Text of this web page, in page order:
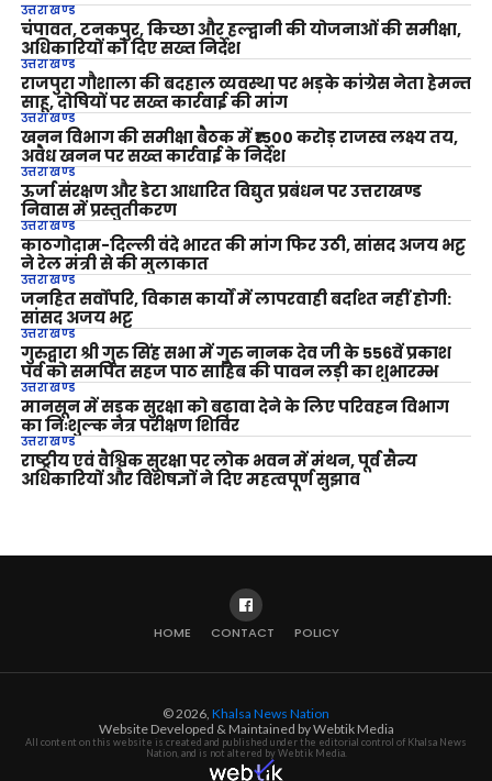
उत्तराखण्ड
चंपावत, टनकपुर, किच्छा और हल्द्वानी की योजनाओं की समीक्षा,
अधिकारियों को दिए सख्त निर्देश
उत्तराखण्ड
राजपुरा गौशाला की बदहाल व्यवस्था पर भड़के कांग्रेस नेता हेमन्त
साहू, दोषियों पर सख्त कार्रवाई की मांग
उत्तराखण्ड
खनन विभाग की समीक्षा बैठक में ₹1500 करोड़ राजस्व लक्ष्य तय,
अवैध खनन पर सख्त कार्रवाई के निर्देश
उत्तराखण्ड
ऊर्जा संरक्षण और डेटा आधारित विद्युत प्रबंधन पर उत्तराखण्ड
निवास में प्रस्तुतीकरण
उत्तराखण्ड
काठगोदाम-दिल्ली वंदे भारत की मांग फिर उठी, सांसद अजय भट्ट
ने रेल मंत्री से की मुलाकात
उत्तराखण्ड
जनहित सर्वोपरि, विकास कार्यों में लापरवाही बर्दाश्त नहीं होगी:
सांसद अजय भट्ट
उत्तराखण्ड
गुरुद्वारा श्री गुरु सिंह सभा में गुरु नानक देव जी के 556वें प्रकाश
पर्व को समर्पित सहज पाठ साहिब की पावन लड़ी का शुभारम्भ
उत्तराखण्ड
मानसून में सड़क सुरक्षा को बढ़ावा देने के लिए परिवहन विभाग
का निःशुल्क नेत्र परीक्षण शिविर
उत्तराखण्ड
राष्ट्रीय एवं वैश्विक सुरक्षा पर लोक भवन में मंथन, पूर्व सैन्य
अधिकारियों और विशेषज्ञों ने दिए महत्वपूर्ण सुझाव
HOME CONTACT POLICY
© 2026, Khalsa News Nation
Website Developed & Maintained by Webtik Media
All content on this website is created and published under the editorial control of Khalsa News
Nation, and is not altered by Webtik Media.